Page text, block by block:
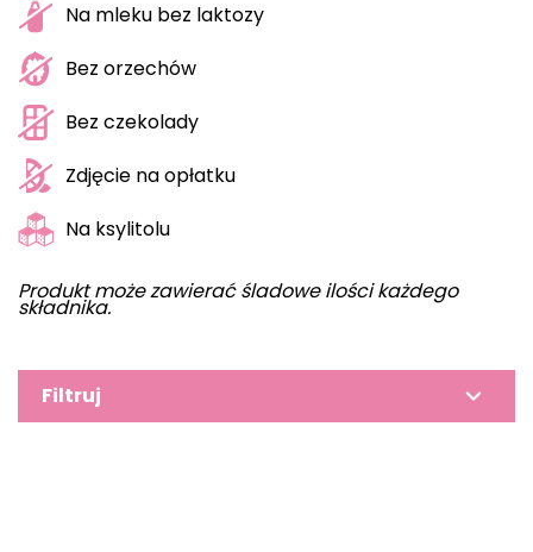
Na mleku bez laktozy
Bez orzechów
Bez czekolady
Zdjęcie na opłatku
Na ksylitolu
Produkt może zawierać śladowe ilości każdego
składnika.
Filtruj